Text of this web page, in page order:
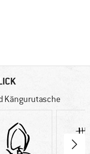
Infos hier! Öffnet
Kängurutasche